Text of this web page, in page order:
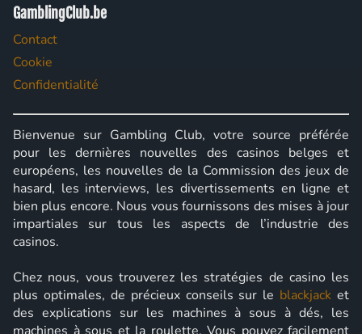
GamblingClub.be
Contact
Cookie
Confidentialité
Bienvenue sur Gambling Club, votre source préférée
pour les dernières nouvelles des casinos belges et
européens, les nouvelles de la Commission des jeux de
hasard, les interviews, les divertissements en ligne et
bien plus encore. Nous vous fournissons des mises à jour
impartiales sur tous les aspects de l’industrie des
casinos.
Chez nous, vous trouverez les stratégies de casino les
plus optimales, de précieux conseils sur le blackjack et
des explications sur les machines à sous à dés, les